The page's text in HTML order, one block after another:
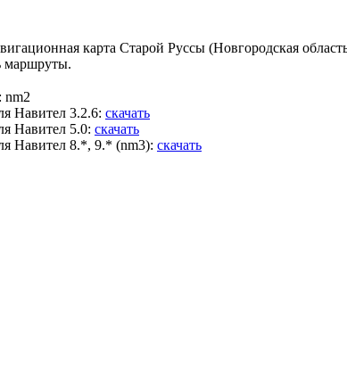
карта Старой Руссы (Новгородская
маршруты.
nm2
Навител 3.2.6: скачать
Навител 5.0: скачать
Навител 8.*, 9.* (nm3): скачать